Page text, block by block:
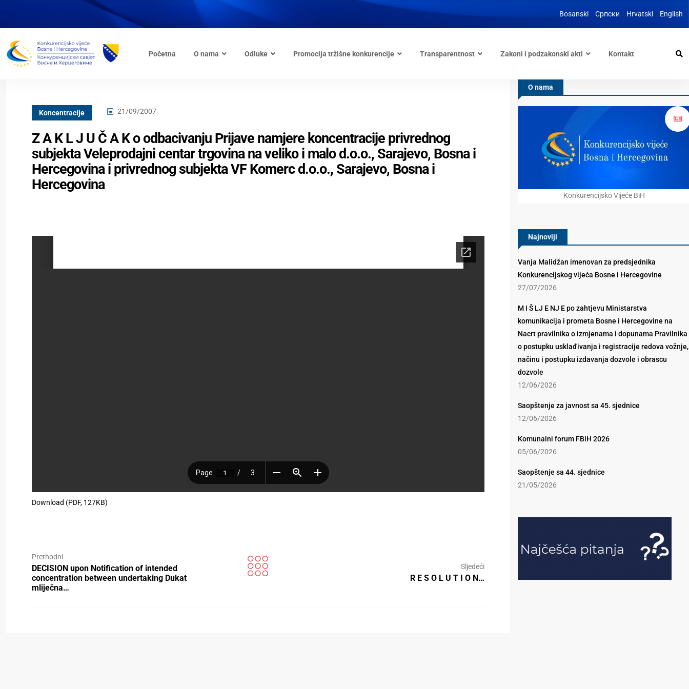
Bosanski Српски Hrvatski English
Početna O nama Odluke Promocija tržišne konkurencije Transparentnost Zakoni i podzakonski akti Kontakt
Koncentracije 21/09/2007
Z A K L J U Č A K o odbacivanju Prijave namjere koncentracije privrednog
subjekta Veleprodajni centar trgovina na veliko i malo d.o.o., Sarajevo, Bosna i
Hercegovina i privrednog subjekta VF Komerc d.o.o., Sarajevo, Bosna i
Hercegovina
Download (PDF, 127KB)
Prethodni
DECISION upon Notification of intended
concentration between undertaking Dukat
mliječna…
Sljedeći
R E S O L U T I O N…
O nama
Konkurencijsko Vijeće BiH
Najnoviji
Vanja Malidžan imenovan za predsjednika
Konkurencijskog vijeća Bosne i Hercegovine
27/07/2026
M I Š LJ E NJ E po zahtjevu Ministarstva
komunikacija i prometa Bosne i Hercegovine na
Nacrt pravilnika o izmjenama i dopunama Pravilnika
o postupku usklađivanja i registracije redova vožnje,
načinu i postupku izdavanja dozvole i obrascu
dozvole
12/06/2026
Saopštenje za javnost sa 45. sjednice
12/06/2026
Komunalni forum FBiH 2026
05/06/2026
Saopštenje sa 44. sjednice
21/05/2026